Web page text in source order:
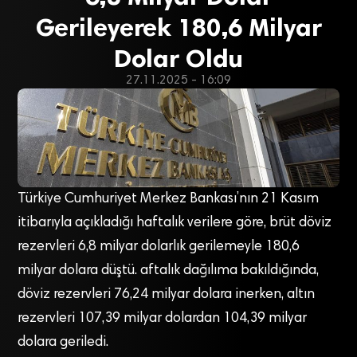
Gerileyerek 180,6 Milyar
Dolar Oldu
27.11.2025 - 16:09
Türkiye Cumhuriyet Merkez Bankası’nın 21 Kasım
itibarıyla açıkladığı haftalık verilere göre, brüt döviz
rezervleri 6,8 milyar dolarlık gerilemeyle 180,6
milyar dolara düştü. aftalık dağılıma bakıldığında,
döviz rezervleri 76,24 milyar dolara inerken, altın
rezervleri 107,39 milyar dolardan 104,39 milyar
dolara geriledi.